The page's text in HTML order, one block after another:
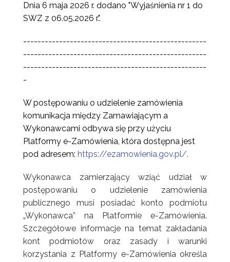
Dnia 6 maja 2026 r. dodano "Wyjaśnienia nr 1 do
SWZ z 06.05.2026 r.".
---------------------------------------------------
---------------------------------------------------
---------------------------------------------------
-
W postępowaniu o udzielenie zamówienia
komunikacja między Zamawiającym a
Wykonawcami odbywa się przy użyciu
Platformy e-Zamówienia, która dostępna jest
pod adresem: https://ezamowienia.gov.pl/.
Wykonawca zamierzający wziąć udział w
postępowaniu o udzielenie zamówienia
publicznego musi posiadać konto podmiotu
„Wykonawca” na Platformie e-Zamówienia.
Szczegółowe informacje na temat zakładania
kont podmiotów oraz zasady i warunki
korzystania z Platformy e-Zamówienia określa